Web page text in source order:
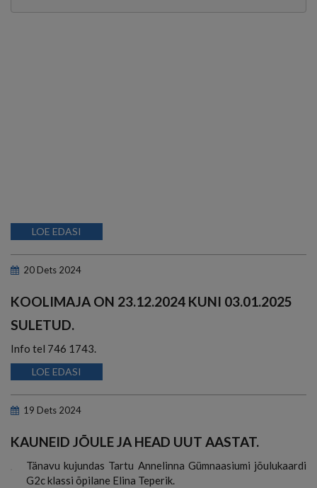
LOE EDASI
20 Dets 2024
KOOLIMAJA ON 23.12.2024 KUNI 03.01.2025
SULETUD.
Info tel 746 1743.
LOE EDASI
19 Dets 2024
KAUNEID JÕULE JA HEAD UUT AASTAT.
Tänavu kujundas Tartu Annelinna Gümnaasiumi jõulukaardi
G2c klassi õpilane Elina Teperik.